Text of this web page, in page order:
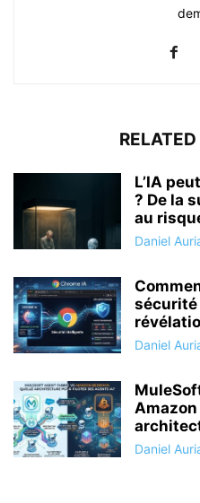
L’IA
? De la
au
Daniel
sécurité
Daniel
Daniel